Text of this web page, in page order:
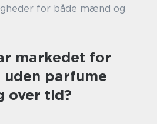
for både mænd og
markedet for
parfume
over tid?